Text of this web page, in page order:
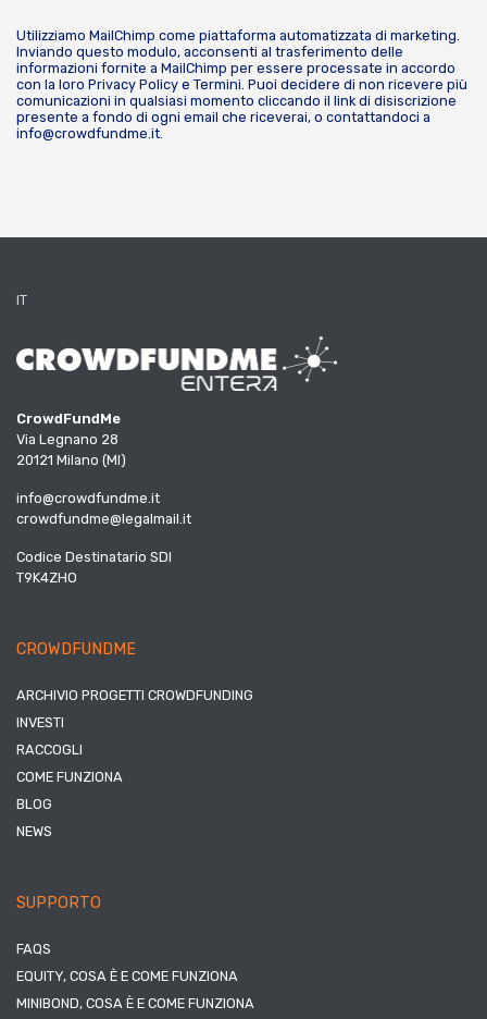
Utilizziamo MailChimp come piattaforma automatizzata di marketing.
Inviando questo modulo, acconsenti al trasferimento delle
informazioni fornite a MailChimp per essere processate in accordo
con la loro Privacy Policy e Termini . Puoi decidere di non ricevere più
comunicazioni in qualsiasi momento cliccando il link di disiscrizione
presente a fondo di ogni email che riceverai, o contattandoci a
info@crowdfundme.it
IT
CrowdFundMe
Via Legnano 28
20121 Milano (MI)
info@crowdfundme.it
crowdfundme@legalmail.it
Codice Destinatario SDI
T9K4ZHO
CROWDFUNDME
ARCHIVIO PROGETTI CROWDFUNDING
INVESTI
RACCOGLI
COME FUNZIONA
BLOG
NEWS
SUPPORTO
FAQS
EQUITY, COSA È E COME FUNZIONA
MINIBOND, COSA È E COME FUNZIONA